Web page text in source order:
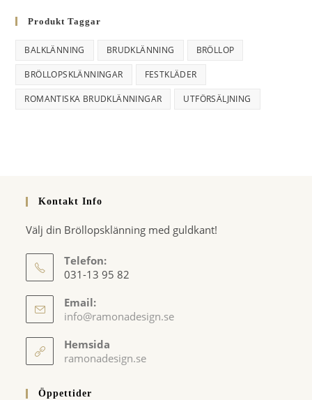
Produkt Taggar
BALKLÄNNING BRUDKLÄNNING BRÖLLOP
BRÖLLOPSKLÄNNINGAR FESTKLÄDER
ROMANTISKA BRUDKLÄNNINGAR UTFÖRSÄLJNING
Kontakt Info
Välj din Bröllopsklänning med guldkant!
Telefon:
031-13 95 82
Email:
info@ramonadesign.seOpens
Hemsida
ramonadesign.se
Öppettider